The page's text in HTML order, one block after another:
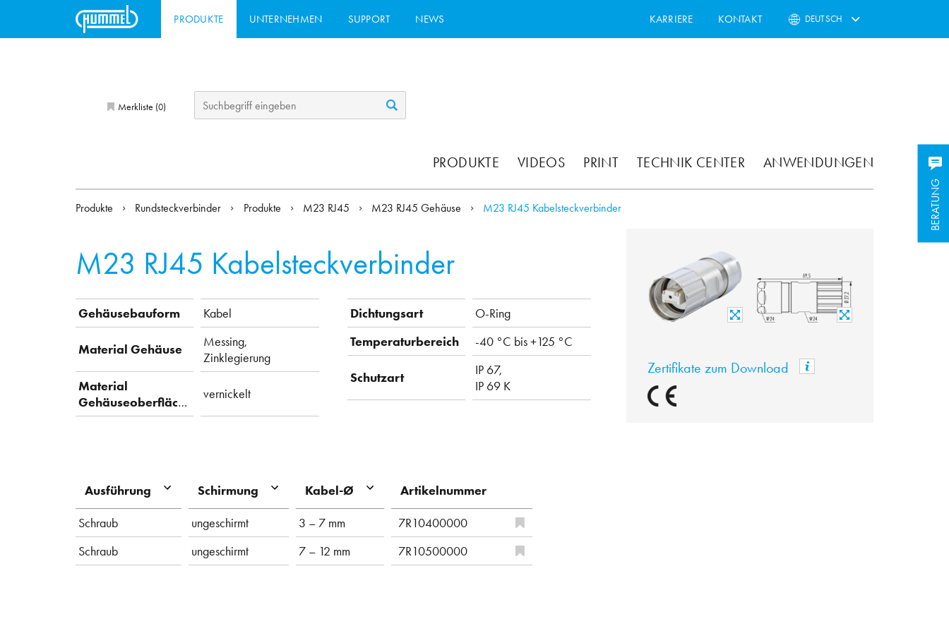
PRODUKTE UNTERNEHMEN SUPPORT NEWS KARRIERE KONTAKT DEUTSCH
Merkliste (0)
PRODUKTE VIDEOS PRINT TECHNIK CENTER ANWENDUNGEN
BERATUNG
Produkte Rundsteckverbinder Produkte M23 RJ45 M23 RJ45 Gehäuse M23 RJ45 Kabelsteckverbinder
M23 RJ45 Kabelsteckverbinder
Gehäusebauform Kabel
Material Gehäuse
Messing,
Zinklegierung
Material
Gehäuseoberfläche
vernickelt
Dichtungsart
O-Ring
Temperaturbereich
-40 °C bis +125 °C
Schutzart
IP 67,
IP 69 K
Zertifikate zum Download
Ausführung Schirmung Kabel-Ø Artikelnummer
Schraub ungeschirmt 3 – 7 mm
7R10400000
Schraub
ungeschirmt 7 – 12 mm 7R10500000